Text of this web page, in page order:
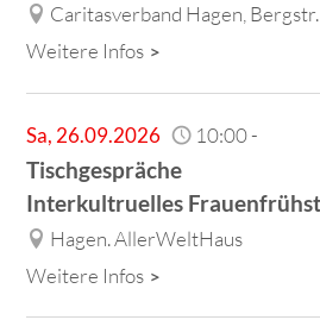
Caritasverband Hagen,
Weitere Infos
Sa, 26.09.2026 10:00-
Tischgespräche
Interkultruelles
Hagen. AllerWeltHaus
Weitere Infos